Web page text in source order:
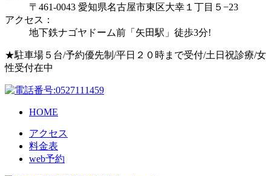
〒461-0043 愛知県名古屋市東区大幸１丁目５−23
アクセス：
地下鉄ナゴヤドーム前「矢田駅」徒歩3分!
★駐車場５台/予約優先制/平日２０時まで受付/土日祝診療/女
性受付在中
HOME
アクセス
料金表
web予約